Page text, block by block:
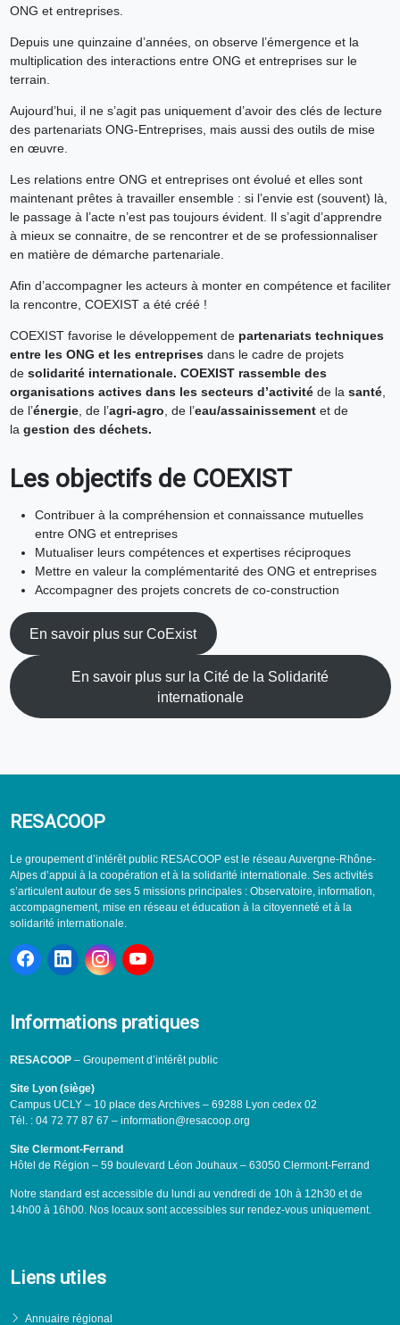
ONG et entreprises.
Depuis une quinzaine d’années, on observe l’émergence et la
multiplication des interactions entre ONG et entreprises sur le
terrain.
Aujourd’hui, il ne s’agit pas uniquement d’avoir des clés de lecture
des partenariats ONG-Entreprises, mais aussi des outils de mise
en œuvre.
Les relations entre ONG et entreprises ont évolué et elles sont
maintenant prêtes à travailler ensemble : si l’envie est (souvent) là,
le passage à l’acte n’est pas toujours évident. Il s’agit d’apprendre
à mieux se connaitre, de se rencontrer et de se professionnaliser
en matière de démarche partenariale.
Afin d’accompagner les acteurs à monter en compétence et faciliter
la rencontre, COEXIST a été créé !
COEXIST favorise le développement de partenariats techniques
entre les ONG et les entreprisesdans le cadre de projets
de solidarité internationale. COEXIST rassemble des
organisations actives dans les secteurs d’activité de la santé,
de l’énergie, de l’agri-agro, de l’eau/assainissement et de
lagestion des déchets.
Les objectifs de COEXIST
Contribuer à la compréhension et connaissance mutuelles
entre ONG et entreprises
Mutualiser leurs compétences et expertises réciproques
Mettre en valeur la complémentarité des ONG et entreprises
Accompagner des projets concrets de co-construction
En savoir plus sur CoExist
En savoir plus sur la Cité de la Solidarité
internationale
RESACOOP
Le groupement d’intérêt public RESACOOP est le réseau Auvergne-Rhône-
Alpes d’appui à la coopération et à la solidarité internationale. Ses activités
s’articulent autour de ses 5 missions principales : Observatoire, information,
accompagnement, mise en réseau et éducation à la citoyenneté et à la
solidarité internationale.
Informations pratiques
RESACOOP– Groupement d’intérêt public
Site Lyon (siège)
Campus UCLY – 10 place des Archives – 69288 Lyon cedex 02
Tél. : 04 72 77 87 67 – information@resacoop.org
Site Clermont-Ferrand
Hôtel de Région – 59 boulevard Léon Jouhaux – 63050 Clermont-Ferrand
Notre standard est accessible du lundi au vendredi de 10h à 12h30 et de
14h00 à 16h00. Nos locaux sont accessibles sur rendez-vous uniquement.
Liens utiles
Annuaire régional